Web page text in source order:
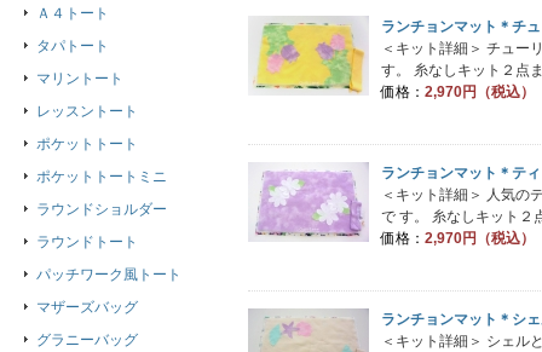
ランチョンマット＊チ
＜キット詳細＞ チュー
す。 糸なしキット２点
価格： 2,970円（税込）
ランチョンマット＊テ
＜キット詳細＞ 人気の
で す。 糸なしキット２
価格： 2,970円（税込）
ランチョンマット＊シ
＜キット詳細＞ シェル
Ａ４トート
タパトート
マリントート
レッスントート
ポケットトート
ポケットトートミニ
ラウンドショルダー
ラウンドトート
パッチワーク風トート
マザーズバッグ
グラニーバッグ